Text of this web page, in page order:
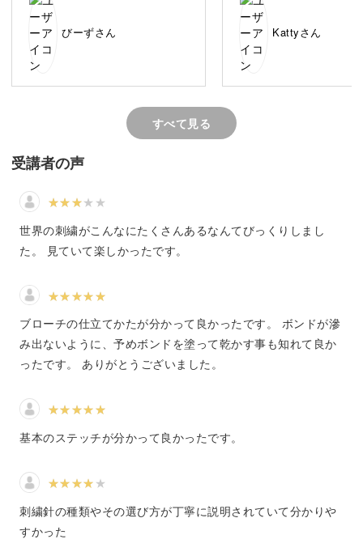
受講した後は、数あるミルーム講座の中から好きな作品が
きっと作れるようになりますよ♪
みなさんが刺繍と聞いて思い浮かべるのは、どんな作品で
しょうか？
お花や生き物だったり、イニシャルや模様のようだったり
とさまざまな刺繍作品がありますね。
刺繍の魅力は、針と糸という限られた道具や材料だけで多
彩な絵柄を作り出せること。
ですが、使う道具は同じでも、実はたくさんの刺し方や縫
い方があるんです。
びーずさん Kattyさん
すべて見る
受講者の声
世界の刺繍がこんなにたくさんあるなんてびっくりしまし
た。 見ていて楽しかったです。
ブローチの仕立てかたが分かって良かったです。 ボンドが滲
み出ないように、予めボンドを塗って乾かす事も知れて良か
ったです。 ありがとうございました。
基本のステッチが分かって良かったです。
刺繍針の種類やその選び方が丁寧に説明されていて分かりや
すかった